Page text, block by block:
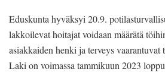
Eduskunta hyväksyi 20.9.
lakkoilevat hoitajat voidaan määrätä
asiakkaiden henki ja terveys vaarantuvat
Laki on voimassa tammikuun 2023